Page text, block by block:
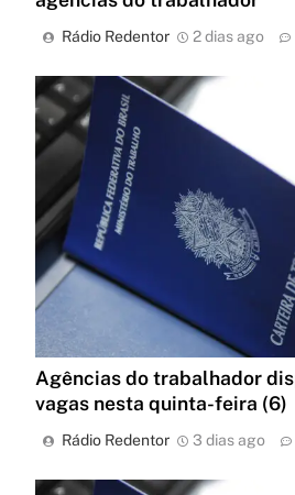
Rádio Redentor 2 dias ago
Agências do trabalhador
vagas nesta quinta-feira (6)
Rádio Redentor 3 dias ago